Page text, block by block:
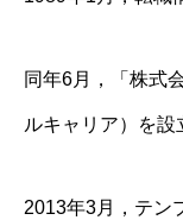
同年6月，「株式
ルキャリア）を設
2013年3月，テン